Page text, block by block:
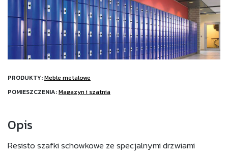
PRODUKTY:Meble metalowe
POMIESZCZENIA:Magazyn i szatnia
Opis
Resisto szafki schowkowe ze specjalnymi drzwiami